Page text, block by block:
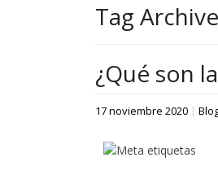
Tag
¿Qué son
17 noviembre 2020 |